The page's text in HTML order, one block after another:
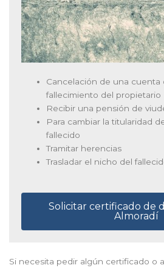
Cancelación de una cuenta
fallecimiento del propietario
Recibir una pensión de
Para cambiar la titularidad
fallecido
Tramitar herencias
Trasladar el nicho del
Solicitar certificado de
Almoradí
Si necesita pedir algún certificado o